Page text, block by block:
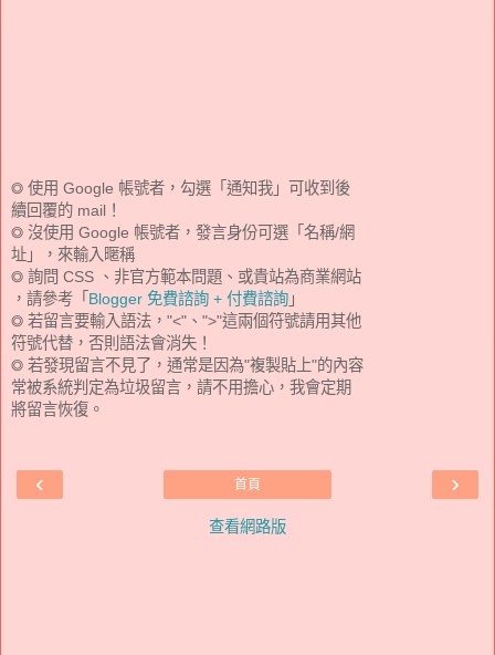
◎ 使用 Google 帳號者，勾選「通知我」可收到後
續回覆的 mail！
◎ 沒使用 Google 帳號者，發言身份可選「名稱/網
址」，來輸入暱稱
◎ 詢問 CSS 、非官方範本問題、或貴站為商業網站
，請參考「 Blogger 免費諮詢 + 付費諮詢 」
◎ 若留言要輸入語法，"<"、">"這兩個符號請用其他
符號代替，否則語法會消失！
◎ 若發現留言不見了，通常是因為"複製貼上"的內容
常被系統判定為垃圾留言，請不用擔心，我會定期
將留言恢復。
‹ ›
首頁
查看網路版